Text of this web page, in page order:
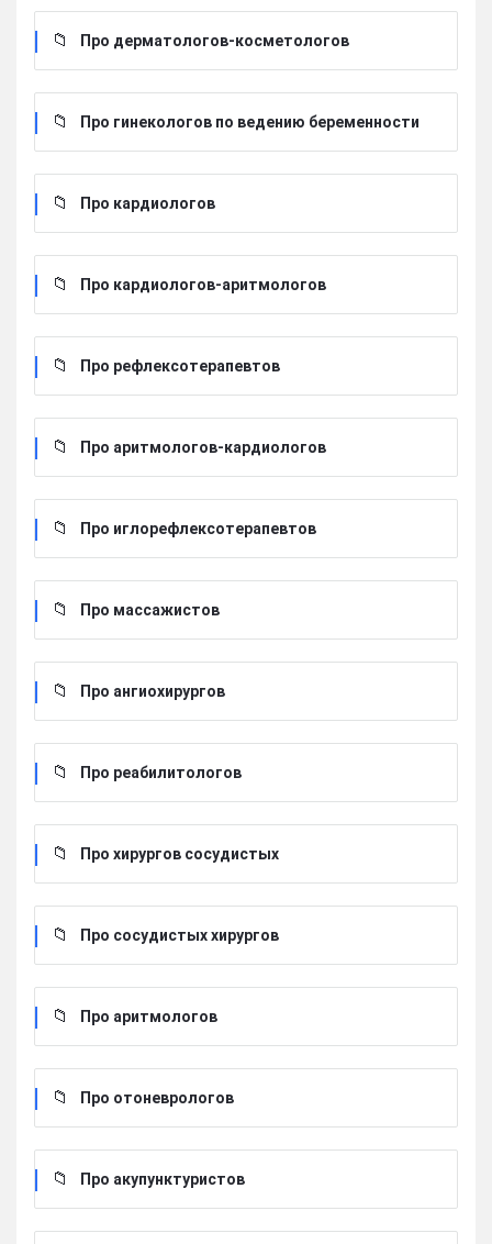
Про дерматологов-косметологов
Про гинекологов по ведению беременности
Про кардиологов
Про кардиологов-аритмологов
Про рефлексотерапевтов
Про аритмологов-кардиологов
Про иглорефлексотерапевтов
Про массажистов
Про ангиохирургов
Про реабилитологов
Про хирургов сосудистых
Про сосудистых хирургов
Про аритмологов
Про отоневрологов
Про акупунктуристов